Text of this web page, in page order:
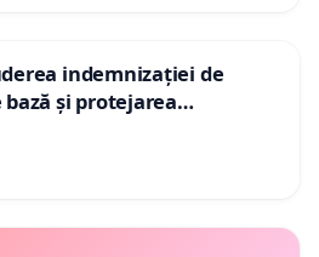
indemnizației de
și protejarea
pentru asistenții